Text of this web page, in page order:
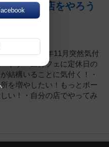
来る飲食店をやろう
だって2024年11月突然気付
ドゲームカフェに定休日の
結構いることに気付く！・
を増やしたい！もっとボー
い！・自分の店でやってみ